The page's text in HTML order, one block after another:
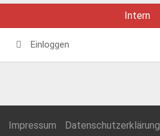
Intern
Einloggen
Impressum Datenschutzerklärung